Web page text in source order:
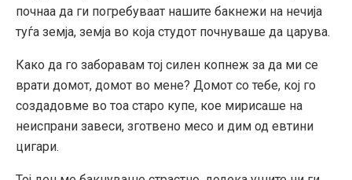
почнаа да ги погребуваат нашите бакнежи на нечија
туѓа земја, земја во која студот почнуваше да царува.
Како да го заборавам тој силен копнеж за да ми се
врати домот, домот во мене? Домот со тебе, кој го
создадовме во тоа старо купе, кое мирисаше на
неиспрани завеси, зготвено месо и дим од евтини
цигари.